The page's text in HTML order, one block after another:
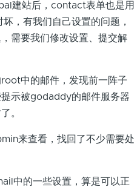
建站后，contact表单也是用
，有我们自己设置的问题，
需要我们修改设置、提交解
中的邮件，发现前一阵子
示被godaddy的邮件服务器
。
来查看，找回了不少需要处
中的一些设置，算是可以正